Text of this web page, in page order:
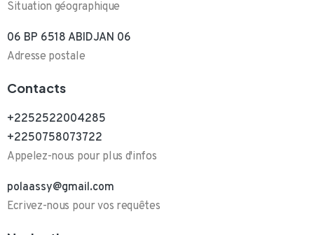
Situation géographique
06 BP 6518 ABIDJAN 06
Adresse postale
Contacts
+2252522004285
+2250758073722
Appelez-nous pour plus d'infos
polaassy@gmail.com
Ecrivez-nous pour vos requêtes